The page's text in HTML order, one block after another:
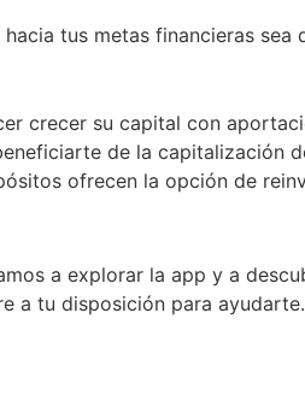
tus metas financieras
crecer su capital con
de la capitalización
ofrecen la opción de
a explorar la app y a
a tu disposición para ayudarte.